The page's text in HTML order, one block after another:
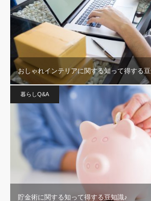
おしゃれインテリアに関する知って得する
暮らしQ&A
貯金術に関する知って得する豆知識♪